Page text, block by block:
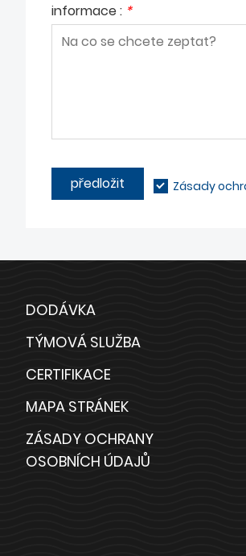
informace : *
předložit Zásady
DODÁVKA
TÝMOVÁ SLUŽBA
CERTIFIKACE
MAPA STRÁNEK
ZÁSADY OCHRANY
OSOBNÍCH ÚDAJŮ